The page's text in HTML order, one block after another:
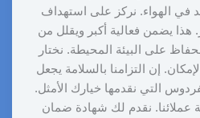
في الهواء. نركز على استهداف
هذا يضمن فعالية أكبر ويقلل من
على البيئة المحيطة. نختار
إن التزامنا بالسلامة يجعل
التي نقدمها خيارك الأمثل.
عملائنا. نقدم لك شهادة ضمان